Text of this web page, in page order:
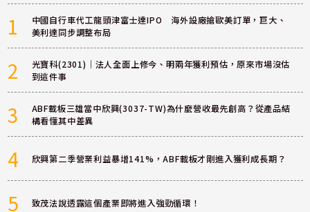
1
中國自行車代工龍頭津富士達IPO 海外設廠搶歐美訂單，巨大、
美利達同步調整布局
2
光寶科(2301)｜法人全面上修今、明兩年獲利預估，原來市場沒估
到這件事
3
ABF載板三雄當中欣興(3037-TW)為什麼營收最先創高？從產品結
構看懂其中差異
4 欣興第二季營業利益暴增141%，ABF載板才剛進入獲利成長期？
5 致茂法說透露這個產業即將進入強勁循環！